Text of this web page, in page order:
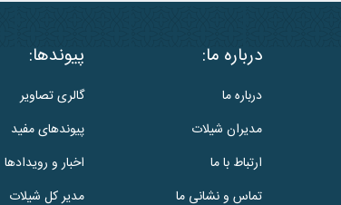
درباره ما:
درباره ما
مدیران شیلات
ارتباط با ما
تماس و نشانی ما
پیوندها:
گالری تصاویر
پیوندهای مفید
اخبار و رویدادها
مدیر کل شیلات